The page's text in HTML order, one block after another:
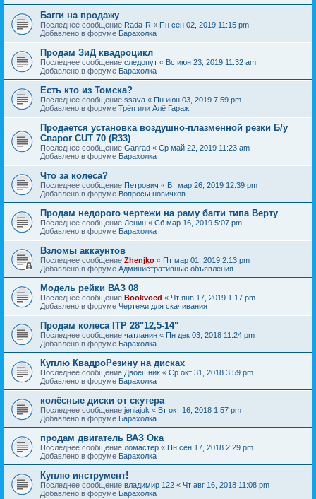
Багги на продажу
Последнее сообщение Rada-R « Пн сен 02, 2019 11:15 pm
Добавлено в форуме Барахолка
Продам ЗиД квадроцикл
Последнее сообщение следопут « Вс июн 23, 2019 11:32 am
Добавлено в форуме Барахолка
Есть кто из Томска?
Последнее сообщение ssava « Пн июн 03, 2019 7:59 pm
Добавлено в форуме Трёп или Алё Гараж!
Продается установка воздушно-плазменной резки Б/у
Сварог CUT 70 (R33)
Последнее сообщение Ganrad « Ср май 22, 2019 11:23 am
Добавлено в форуме Барахолка
Что за колеса?
Последнее сообщение Петрович « Вт мар 26, 2019 12:39 pm
Добавлено в форуме Вопросы новичков
Продам недорого чертежи на раму багги типа Верту
Последнее сообщение Ленин « Сб мар 16, 2019 5:07 pm
Добавлено в форуме Барахолка
Взломы аккаунтов
Последнее сообщение Zhenjko « Пт мар 01, 2019 2:13 pm
Добавлено в форуме Административные объявления.
Модель рейки ВАЗ 08
Последнее сообщение Bookvoed « Чт янв 17, 2019 1:17 pm
Добавлено в форуме Чертежи для скачивания
Продам колеса ITP 28"12,5-14"
Последнее сообщение чатланин « Пн дек 03, 2018 11:24 pm
Добавлено в форуме Барахолка
Куплю КвадроРезину на дисках
Последнее сообщение Двоешник « Ср окт 31, 2018 3:59 pm
Добавлено в форуме Барахолка
колёсные диски от скутера
Последнее сообщение jeniajuk « Вт окт 16, 2018 1:57 pm
Добавлено в форуме Барахолка
продам двигатель ВАЗ Ока
Последнее сообщение ломастер « Пн сен 17, 2018 2:29 pm
Добавлено в форуме Барахолка
Куплю инструмент!
Последнее сообщение владимир 122 « Чт авг 16, 2018 11:08 pm
Добавлено в форуме Барахолка